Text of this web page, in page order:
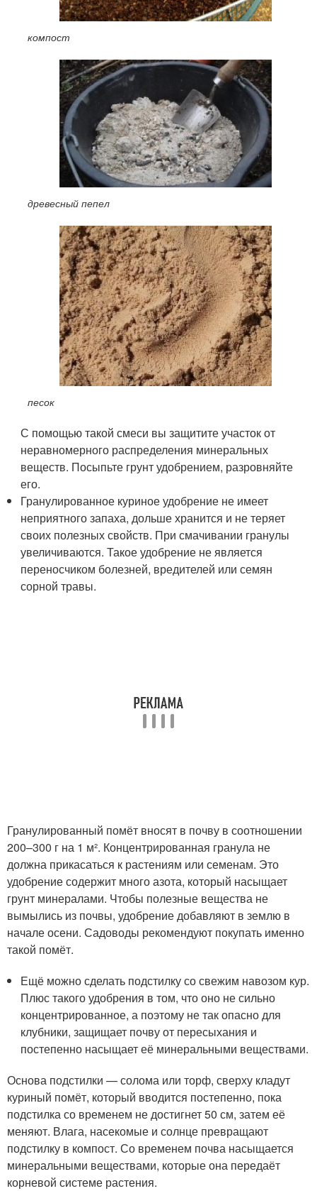
компост
древесный пепел
песок
С помощью такой смеси вы защитите участок от
неравномерного распределения минеральных
веществ. Посыпьте грунт удобрением, разровняйте
его.
Гранулированное куриное удобрение не имеет
неприятного запаха, дольше хранится и не теряет
своих полезных свойств. При смачивании гранулы
увеличиваются. Такое удобрение не является
переносчиком болезней, вредителей или семян
сорной травы.
Гранулированный помёт вносят в почву в соотношении
200–300 г на 1 м². Концентрированная гранула не
должна прикасаться к растениям или семенам. Это
удобрение содержит много азота, который насыщает
грунт минералами. Чтобы полезные вещества не
вымылись из почвы, удобрение добавляют в землю в
начале осени. Садоводы рекомендуют покупать именно
такой помёт.
Ещё можно сделать подстилку со свежим навозом кур.
Плюс такого удобрения в том, что оно не сильно
концентрированное, а поэтому не так опасно для
клубники, защищает почву от пересыхания и
постепенно насыщает её минеральными веществами.
Основа подстилки — солома или торф, сверху кладут
куриный помёт, который вводится постепенно, пока
подстилка со временем не достигнет 50 см, затем её
меняют. Влага, насекомые и солнце превращают
подстилку в компост. Со временем почва насыщается
минеральными веществами, которые она передаёт
корневой системе растения.